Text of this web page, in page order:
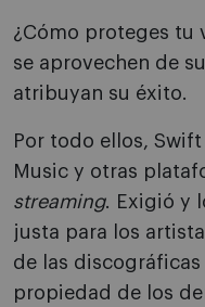
¿Cómo proteges tu
se aprovechen de
atribuyan su éxito.
Por todo ellos,
Music y otras
streaming. Exigió y
justa para los
de las discográficas
propiedad de los